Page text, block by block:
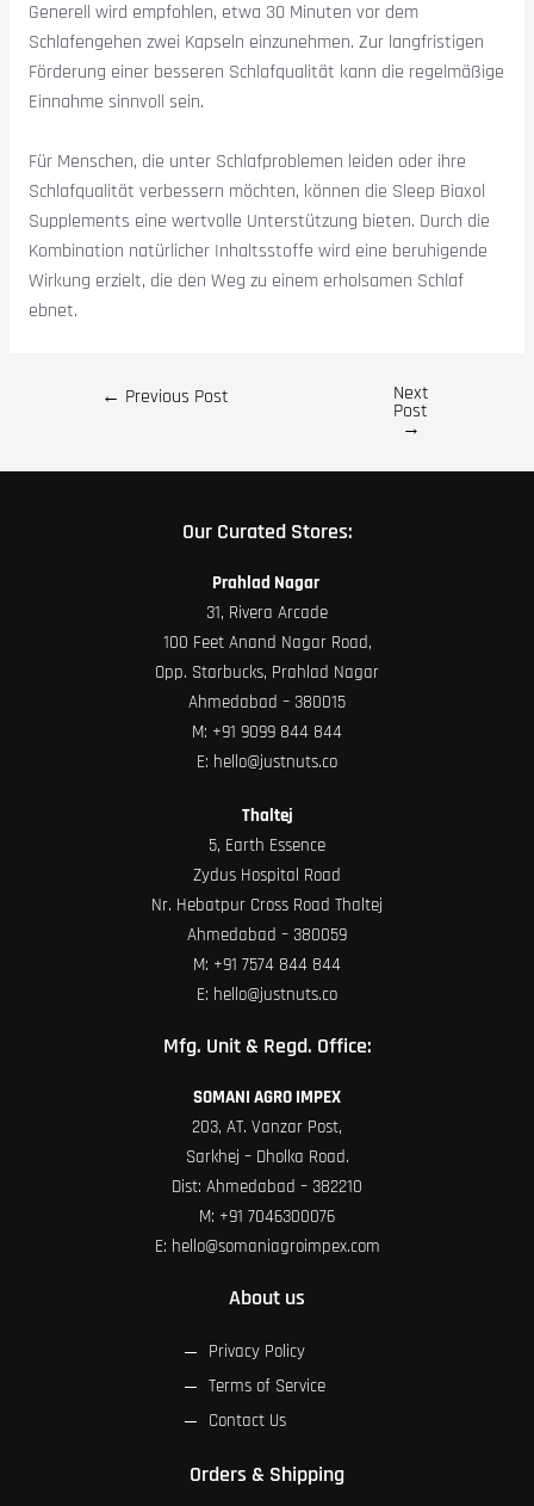
Generell wird empfohlen, etwa 30 Minuten vor dem
Schlafengehen zwei Kapseln einzunehmen. Zur langfristigen
Förderung einer besseren Schlafqualität kann die regelmäßige
Einnahme sinnvoll sein.
Für Menschen, die unter Schlafproblemen leiden oder ihre
Schlafqualität verbessern möchten, können die Sleep Biaxol
Supplements eine wertvolle Unterstützung bieten. Durch die
Kombination natürlicher Inhaltsstoffe wird eine beruhigende
Wirkung erzielt, die den Weg zu einem erholsamen Schlaf
ebnet.
← Previous Post Next
Post
→
Our Curated Stores:
Prahlad Nagar
31, Rivera Arcade
100 Feet Anand Nagar Road,
Opp. Starbucks, Prahlad Nagar
Ahmedabad – 380015
M: +91 9099 844 844
E: hello@justnuts.co
Thaltej
5, Earth Essence
Zydus Hospital Road
Nr. Hebatpur Cross Road Thaltej
Ahmedabad – 380059
M: +91 7574 844 844
E: hello@justnuts.co
Mfg. Unit & Regd. Office:
SOMANI AGRO IMPEX
203, AT. Vanzar Post,
Sarkhej – Dholka Road.
Dist: Ahmedabad – 382210
M: +91 7046300076
E: hello@somaniagroimpex.com
About us
Privacy Policy
Terms of Service
Contact Us
Orders & Shipping